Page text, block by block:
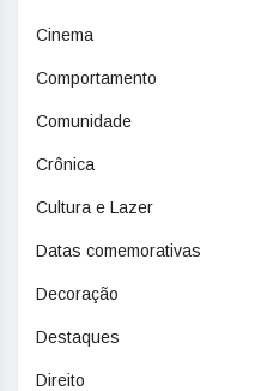
Cinema
Comportamento
Comunidade
Crônica
Cultura e Lazer
Datas comemorativas
Decoração
Destaques
Direito